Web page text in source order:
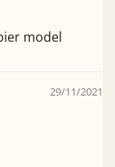
model
29/11/2021